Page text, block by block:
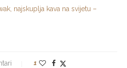
najskuplja kava na svijetu –
1